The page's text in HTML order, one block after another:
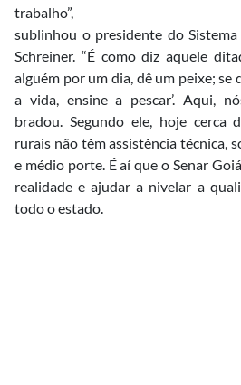
trabalho”,
sublinhou o presidente do Sistema
Schreiner. “É como diz aquele
alguém por um dia, dê um peixe;
a vida, ensine a pescar’. Aqui,
bradou. Segundo ele, hoje cerca
rurais não têm assistência técnica,
e médio porte. É aí que o Senar
realidade e ajudar a nivelar a
todo o estado.